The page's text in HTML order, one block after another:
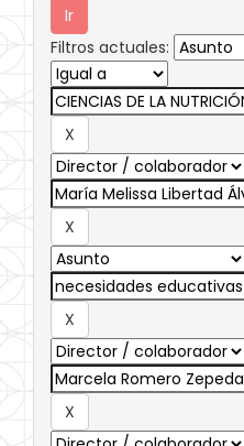
Filtros actuales: